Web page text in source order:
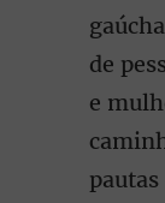
de
e